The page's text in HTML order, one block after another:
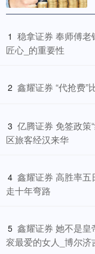
1 稳拿证券 奉师傅老
匠心_的重要性
2 鑫耀证券 “代抢费”
3 亿腾证券 免签政策
区旅客经汉来华
4 鑫耀证券 高胜率
走十年弯路
5 鑫耀证券 她不是皇
衮最爱的女人_博尔